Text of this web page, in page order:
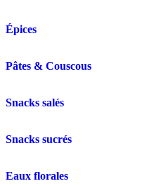
Épices
Pâtes & Couscous
Snacks salés
Snacks sucrés
Eaux florales